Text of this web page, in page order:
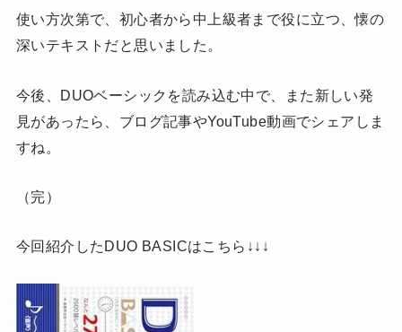
使い方次第で、初心者から中上級者まで役に立つ、懐の
深いテキストだと思いました。
今後、DUOベーシックを読み込む中で、また新しい発
見があったら、ブログ記事やYouTube動画でシェアしま
すね。
（完）
今回紹介したDUO BASICはこちら↓↓↓